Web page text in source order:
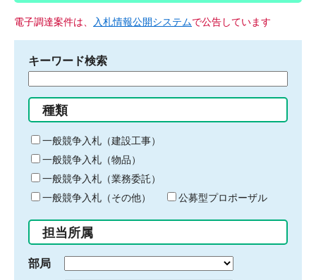
電子調達案件は、 入札情報公開システムで公告しています
キーワード検索
る
キ
ー
ワ
ー
ド
入
力
種類
一般競争入札（建設工事）
一般競争入札（物品）
一般競争入札（業務委託）
一般競争入札（その他）
公募型プロポーザル
担当所属
部局